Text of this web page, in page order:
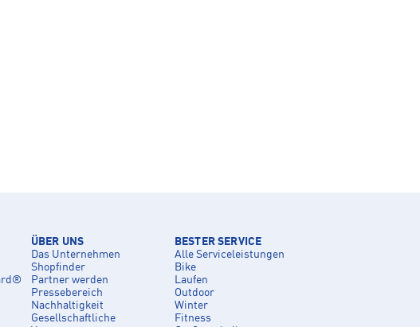
ÜBER UNS
Das Unternehmen
Shopfinder
Partner werden
Pressebereich
Nachhaltigkeit
Gesellschaftliche
BESTER SERVICE
Alle Serviceleistungen
Bike
Laufen
Outdoor
Winter
Fitness